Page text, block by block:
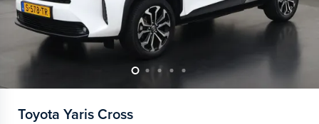
Toyota Yaris Cross